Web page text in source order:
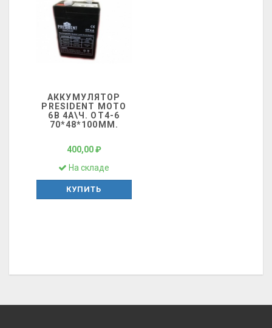
АККУМУЛЯТОР
PRESIDENT МОТО
6В 4А\Ч. OT4-6
70*48*100ММ.
400,00 ₽
На складе
КУПИТЬ